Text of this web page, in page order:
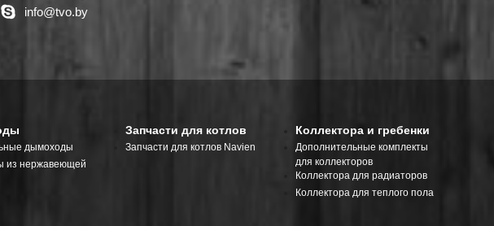
info@tvo.by
дымоходы
из нержавеющей
Запчасти для котлов
Запчасти для котлов Navien
Коллектора и гребенки
Дополнительные комплекты
для коллекторов
Коллектора для радиаторов
Коллектора для теплого пола